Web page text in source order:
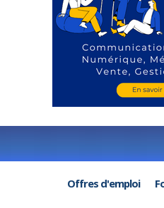
Offres d'emploi